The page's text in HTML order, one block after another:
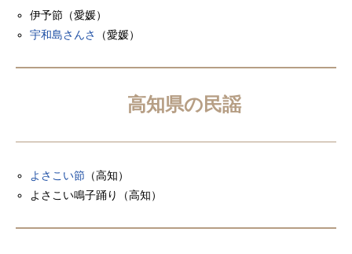
伊予節（愛媛）
宇和島さんさ
（愛媛）
高知県の民謡
よさこい節 （高知）
よさこい鳴子踊り（高知）